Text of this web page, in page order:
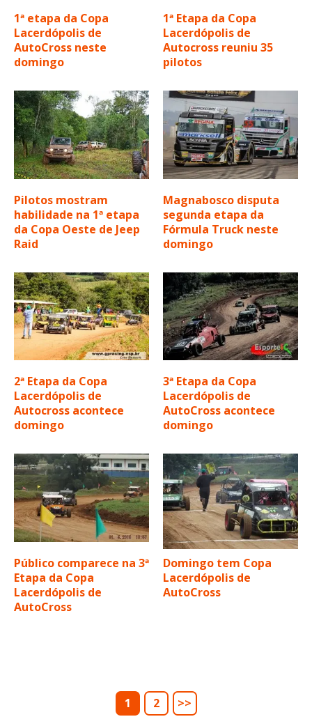
1ª etapa da Copa
Lacerdópolis de
AutoCross neste
domingo
1ª Etapa da Copa
Lacerdópolis de
Autocross reuniu 35
pilotos
Pilotos mostram
habilidade na 1ª etapa
da Copa Oeste de Jeep
Raid
Magnabosco disputa
segunda etapa da
Fórmula Truck neste
domingo
2ª Etapa da Copa
Lacerdópolis de
Autocross acontece
domingo
3ª Etapa da Copa
Lacerdópolis de
AutoCross acontece
domingo
Público comparece na 3ª
Etapa da Copa
Lacerdópolis de
AutoCross
Domingo tem Copa
Lacerdópolis de
AutoCross
1 2 >>